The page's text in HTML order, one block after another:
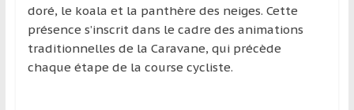
doré, le koala et la panthère des neiges. Cette
présence s’inscrit dans le cadre des animations
traditionnelles de la Caravane, qui précède
chaque étape de la course cycliste.